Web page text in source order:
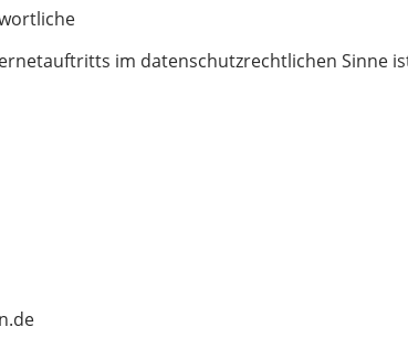
im datenschutzrechtlichen Sinne